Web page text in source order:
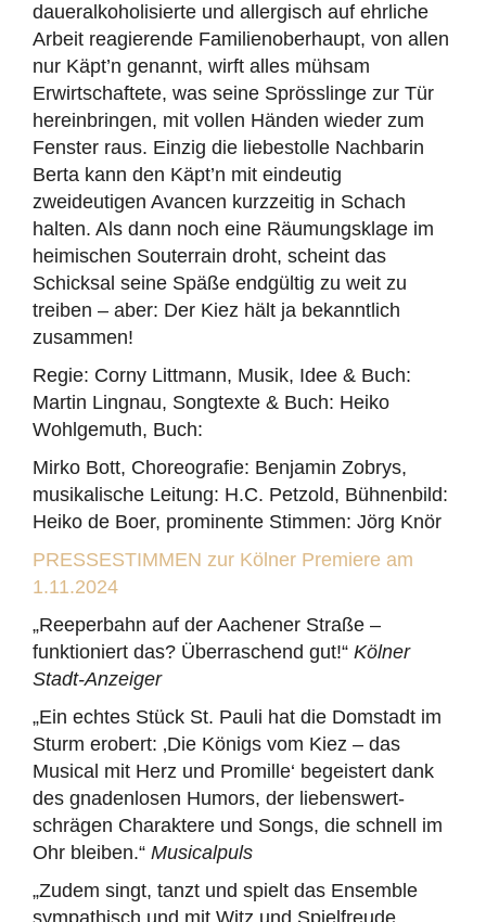
daueralkoholisierte und allergisch auf ehrliche
Arbeit reagierende Familienoberhaupt, von allen
nur Käpt’n genannt, wirft alles mühsam
Erwirtschaftete, was seine Sprösslinge zur Tür
hereinbringen, mit vollen Händen wieder zum
Fenster raus. Einzig die liebestolle Nachbarin
Berta kann den Käpt’n mit eindeutig
zweideutigen Avancen kurzzeitig in Schach
halten. Als dann noch eine Räumungsklage im
heimischen Souterrain droht, scheint das
Schicksal seine Späße endgültig zu weit zu
treiben – aber: Der Kiez hält ja bekanntlich
zusammen!
Regie: Corny Littmann, Musik, Idee & Buch:
Martin Lingnau, Songtexte & Buch: Heiko
Wohlgemuth, Buch:
Mirko Bott, Choreografie: Benjamin Zobrys,
musikalische Leitung: H.C. Petzold, Bühnenbild:
Heiko de Boer, prominente Stimmen: Jörg Knör
PRESSESTIMMEN zur Kölner Premiere am
1.11.2024
„Reeperbahn auf der Aachener Straße –
funktioniert das? Überraschend gut!“ Kölner
Stadt-Anzeiger
„Ein echtes Stück St. Pauli hat die Domstadt im
Sturm erobert: ‚Die Königs vom Kiez – das
Musical mit Herz und Promille‘ begeistert dank
des gnadenlosen Humors, der liebenswert-
schrägen Charaktere und Songs, die schnell im
Ohr bleiben.“ Musicalpuls
„Zudem singt, tanzt und spielt das Ensemble
sympathisch und mit Witz und Spielfreude